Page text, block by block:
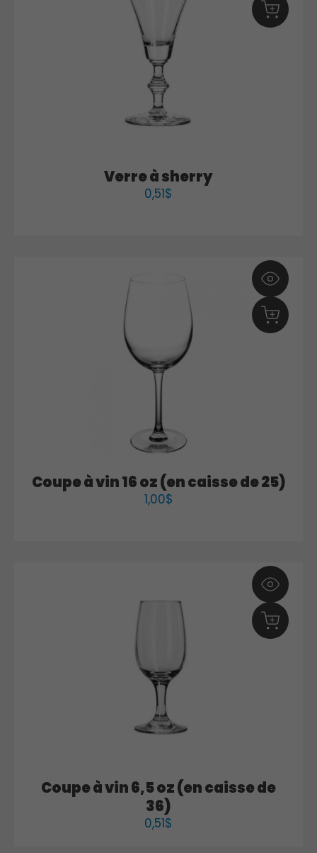
Verre à sherry
0,51$
Coupe à vin 16 oz (en caisse de 25)
1,00$
Coupe à vin 6,5 oz (en caisse de
36)
0,51$